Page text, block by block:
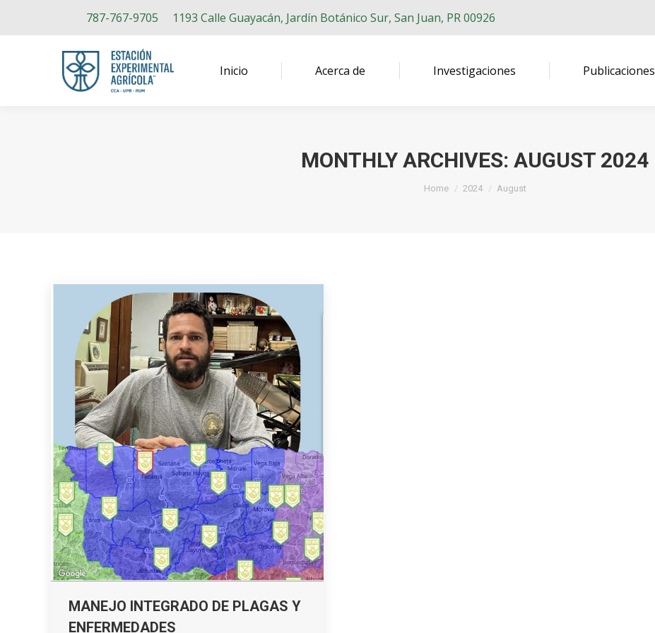
787-767-9705 1193 Calle Guayacán, Jardín Botánico Sur, San Juan, PR 00926
Inicio Acerca de Investigaciones Publicaciones
MONTHLY ARCHIVES: AUGUST 2024
You are here:
Home 2024 August
MANEJO INTEGRADO DE PLAGAS Y
ENFERMEDADES